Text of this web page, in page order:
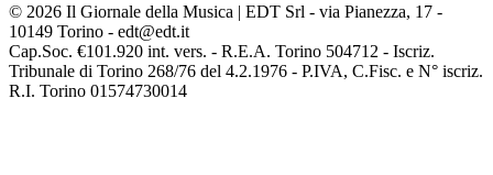
© 2026 Il Giornale della Musica | EDT Srl - via Pianezza, 17 -
10149 Torino - edt@edt.it
Cap.Soc. €101.920 int. vers. - R.E.A. Torino 504712 - Iscriz.
Tribunale di Torino 268/76 del 4.2.1976 - P.IVA, C.Fisc. e N° iscriz.
R.I. Torino 01574730014